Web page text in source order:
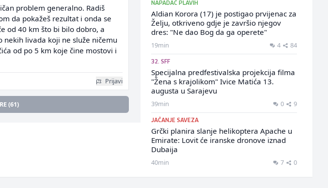
problem generalno. Radiš
da pokažeš rezultat i onda se
od 40 km što bi bilo dobro, a
livada koji ne služe ničemu
od po 5 km koje čine mostovi i
Prijavi
(61)
NAPADAČ PLAVIH
Aldian Korora (17) je postigao prvijenac za
Želju, otkriveno gdje je završio njegov
dres: "Ne dao Bog da ga operete"
19min 4 84
32. SFF
Specijalna predfestivalska projekcija filma
"Žena s krajolikom" Ivice Matića 13.
augusta u Sarajevu
39min 0 9
JAČANJE SAVEZA
Grčki planira slanje helikoptera Apache u
Emirate: Lovit će iranske dronove iznad
Dubaija
40min 7 0